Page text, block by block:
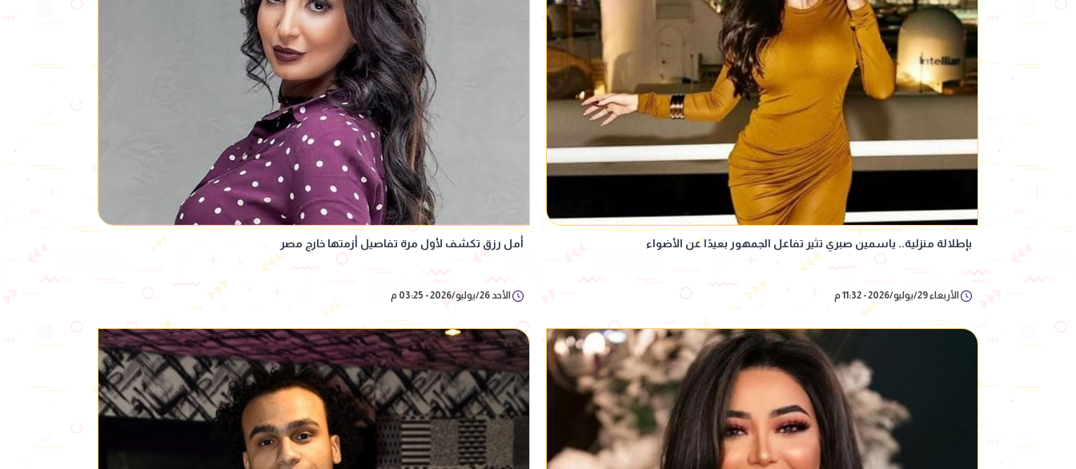
بإطلالة منزلية.. ياسمين صبري تثير تفاعل الجمهور بعيدًا عن الأضواء
الأربعاء 29/يوليو/2026 - 11:32 م
أمل رزق تكشف لأول مرة تفاصيل أزمتها خارج مصر
الأحد 26/يوليو/2026 - 03:25 م